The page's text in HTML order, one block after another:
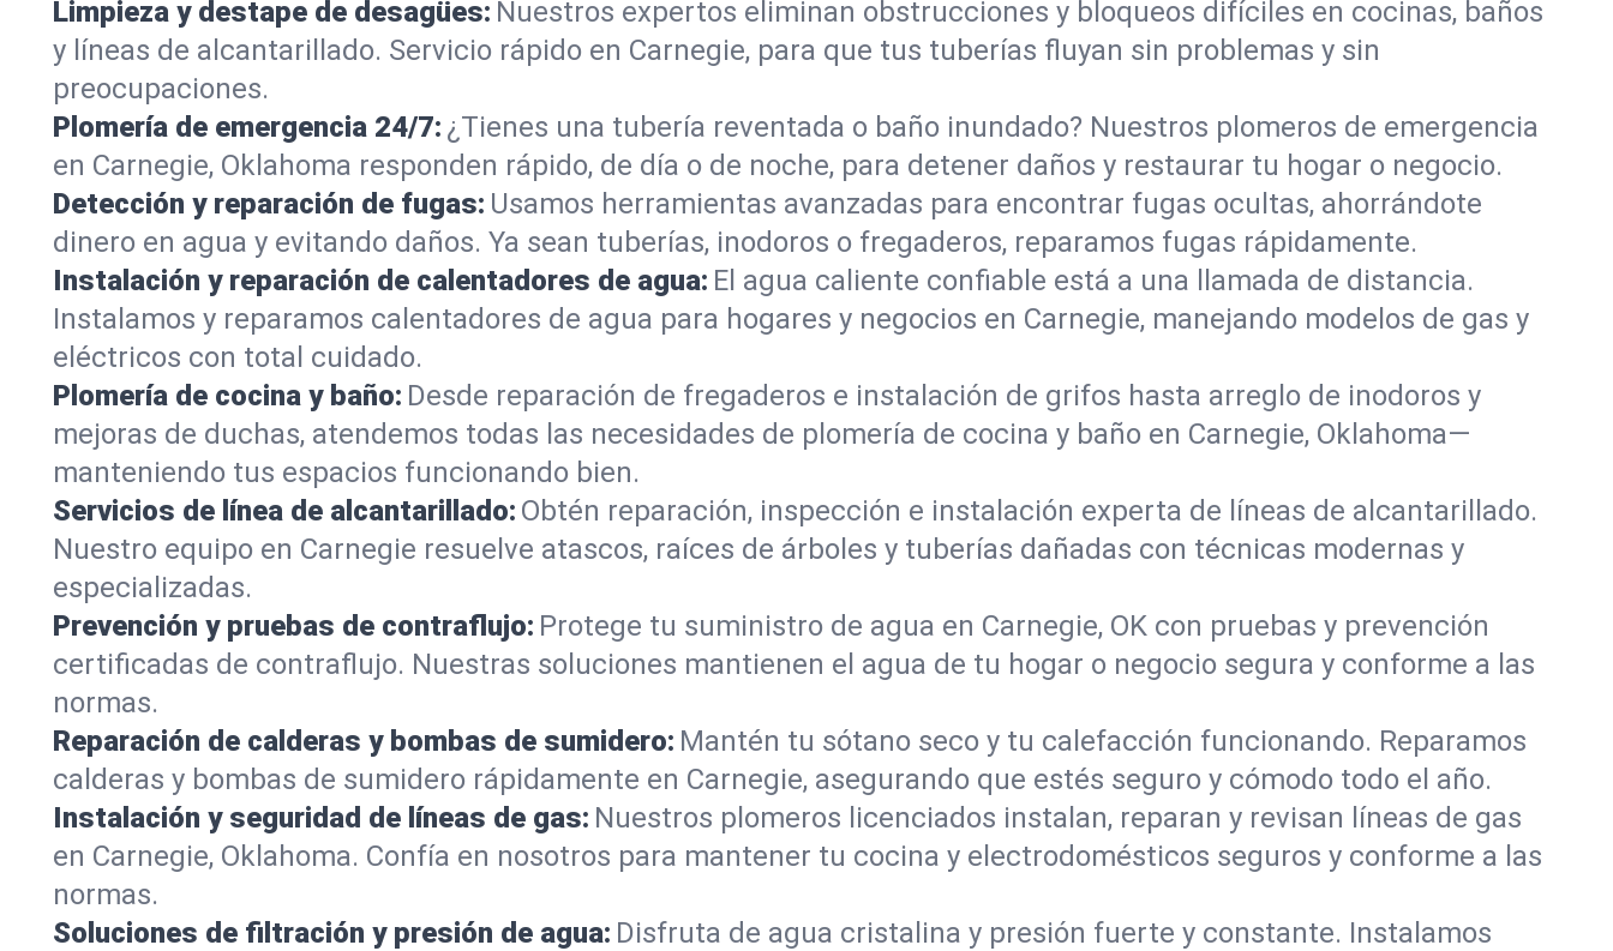
Limpieza y destape de desagües: Nuestros expertos eliminan obstrucciones y bloqueos difíciles en cocinas, baños
y líneas de alcantarillado. Servicio rápido en Carnegie, para que tus tuberías fluyan sin problemas y sin
preocupaciones.
Plomería de emergencia 24/7: ¿Tienes una tubería reventada o baño inundado? Nuestros plomeros de emergencia
en Carnegie, Oklahoma responden rápido, de día o de noche, para detener daños y restaurar tu hogar o negocio.
Detección y reparación de fugas: Usamos herramientas avanzadas para encontrar fugas ocultas, ahorrándote
dinero en agua y evitando daños. Ya sean tuberías, inodoros o fregaderos, reparamos fugas rápidamente.
Instalación y reparación de calentadores de agua: El agua caliente confiable está a una llamada de distancia.
Instalamos y reparamos calentadores de agua para hogares y negocios en Carnegie, manejando modelos de gas y
eléctricos con total cuidado.
Plomería de cocina y baño: Desde reparación de fregaderos e instalación de grifos hasta arreglo de inodoros y
mejoras de duchas, atendemos todas las necesidades de plomería de cocina y baño en Carnegie, Oklahoma—
manteniendo tus espacios funcionando bien.
Servicios de línea de alcantarillado: Obtén reparación, inspección e instalación experta de líneas de alcantarillado.
Nuestro equipo en Carnegie resuelve atascos, raíces de árboles y tuberías dañadas con técnicas modernas y
especializadas.
Prevención y pruebas de contraflujo: Protege tu suministro de agua en Carnegie, OK con pruebas y prevención
certificadas de contraflujo. Nuestras soluciones mantienen el agua de tu hogar o negocio segura y conforme a las
normas.
Reparación de calderas y bombas de sumidero: Mantén tu sótano seco y tu calefacción funcionando. Reparamos
calderas y bombas de sumidero rápidamente en Carnegie, asegurando que estés seguro y cómodo todo el año.
Instalación y seguridad de líneas de gas: Nuestros plomeros licenciados instalan, reparan y revisan líneas de gas
en Carnegie, Oklahoma. Confía en nosotros para mantener tu cocina y electrodomésticos seguros y conforme a las
normas.
Soluciones de filtración y presión de agua: Disfruta de agua cristalina y presión fuerte y constante. Instalamos